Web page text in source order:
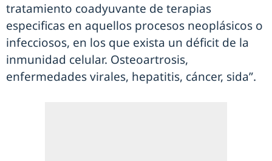
tratamiento coadyuvante de terapias
especificas en aquellos procesos neoplásicos o
infecciosos, en los que exista un déficit de la
inmunidad celular. Osteoartrosis,
enfermedades virales, hepatitis, cáncer, sida”.